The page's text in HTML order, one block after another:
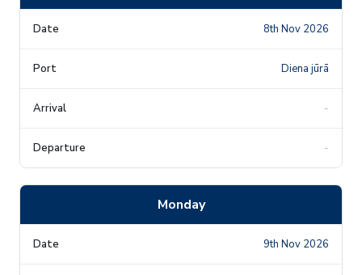
8th Nov 2026
Diena jūrā
-
-
Monday
9th Nov 2026